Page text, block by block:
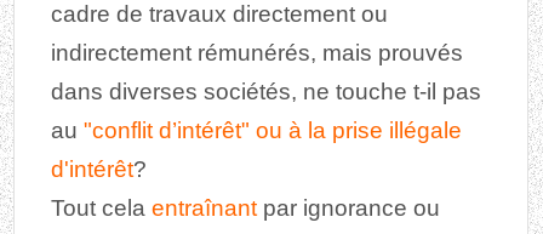
cadre de travaux directement ou
indirectement rémunérés, mais prouvés
dans diverses sociétés, ne touche t-il pas
au"conflit d’intérêt" ou à la prise illégale
d'intérêt?
Tout celaentraînant par ignorance ou